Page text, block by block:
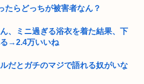
たらどっちが被害者なん？
ん、ミニ過ぎる浴衣を着た結果、下
→2.4万いいね
だとガチのマジで語れる奴がいな